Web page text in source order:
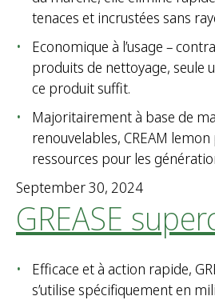
tenaces et incrustées sans
Economique à l’usage –
produits de nettoyage, seule
ce produit suffit.
Majoritairement à base de
renouvelables, CREAM
ressources pour les
September 30, 2024
GREASE
Efficace et à action rapide,
s’utilise spécifiquement en